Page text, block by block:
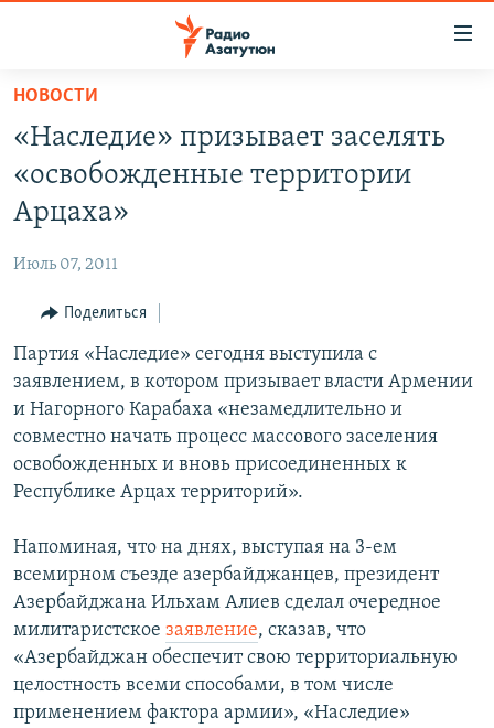
Перейти
основному
содержанию
Перейти
основной
Перейти
поиску
НОВОСТИ
ПОЛИТИКА
ЭКОНОМИКА
РЕГИОН
НАГОРНЫЙ КАРАБАХ
СПОРТ
АРХИВ
English
Русский
Все сайты Радио Азатутюн
НОВОСТИ
«Наследие» призывает заселять
«освобожденные территории
Арцаха»
Июль 07, 2011
Поделиться
Партия «Наследие» сегодня выступила с
заявлением, в котором призывает власти Армении
и Нагорного Карабаха «незамедлительно и
совместно начать процесс массового заселения
освобожденных и вновь присоединенных к
Республике Арцах территорий».
Напоминая, что на днях, выступая на 3-ем
всемирном съезде азербайджанцев, президент
Азербайджана Ильхам Алиев сделал очередное
милитаристское заявление, сказав, что
«Азербайджан обеспечит свою территориальную
целостность всеми способами, в том числе
применением фактора армии», «Наследие»